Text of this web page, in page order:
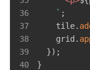
36
` ;
37
    tile
.
38
    grid
.
39
}) ;
40
}